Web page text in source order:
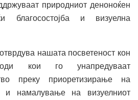
природниот деноноќен
благосостојба и визуелна
нашата посветеност кон
кои го унапредуваат
преку приоретизирање на
и намалување на визуелниот